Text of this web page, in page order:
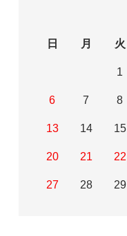
日
月 火
1
6 7 8
13 14 15
20 21 22
27 28 29